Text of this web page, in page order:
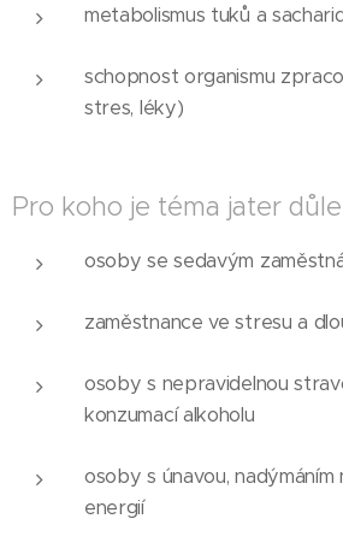
metabolismus tuků a
schopnost organismu
stres, léky)
Pro koho je téma jater
osoby se sedavým
zaměstnance ve stresu a
osoby s nepravidelnou
konzumací alkoholu
osoby s únavou, nadýmáním
energií